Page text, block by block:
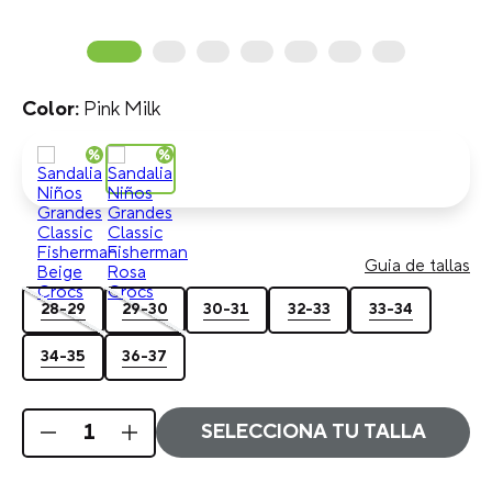
Pink Milk
C (Children) (Juvenile)
Guia de
tallas
28-29 29-30 30-31 32-33 33-34
34-35 36-37
SELECCIONA TU TALLA